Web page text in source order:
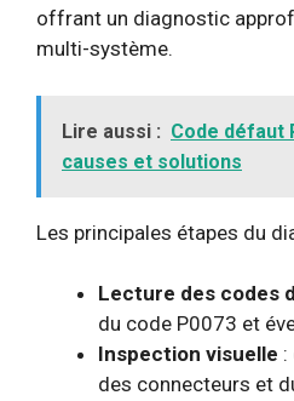
offrant un diagnostic
multi-système.
Lire aussi : Code défaut
causes et solutions
Les principales étapes du
Lecture des codes
du code P0073 et
Inspection visuelle :
des connecteurs et